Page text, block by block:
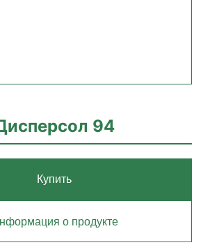
94
Купить
о продукте